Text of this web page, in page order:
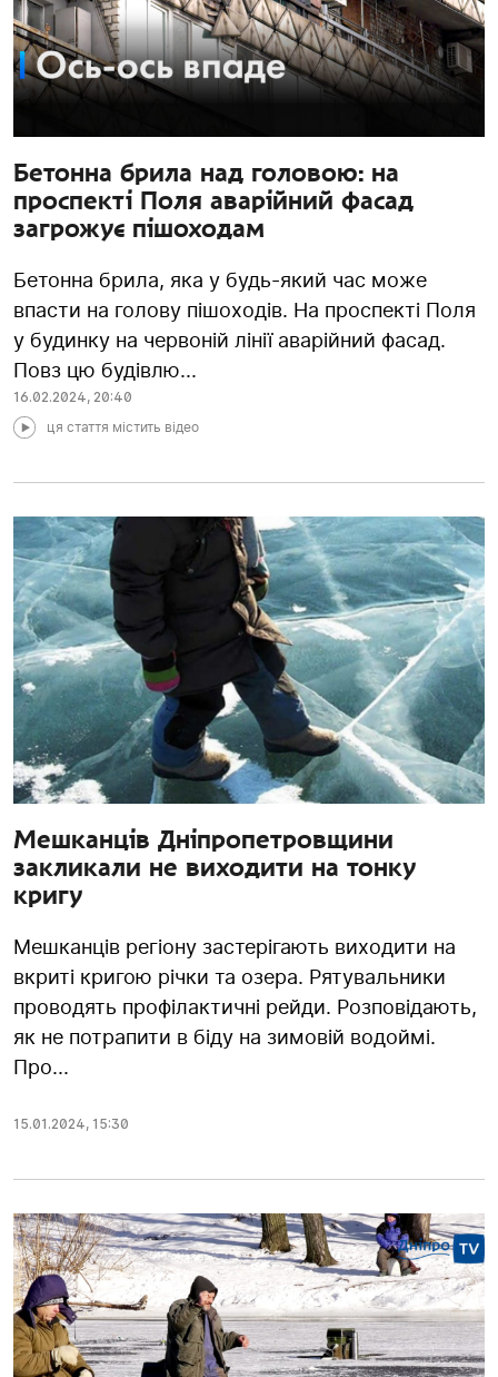
Бетонна брила над головою: на
проспекті Поля аварійний фасад
загрожує пішоходам
Бетонна брила, яка у будь-який час може
впасти на голову пішоходів. На проспекті Поля
у будинку на червоній лінії аварійний фасад.
Повз цю будівлю...
16.02.2024, 20:40
ця стаття містить відео
Мешканців Дніпропетровщини
закликали не виходити на тонку
кригу
Мешканців регіону застерігають виходити на
вкриті кригою річки та озера. Рятувальники
проводять профілактичні рейди. Розповідають,
як не потрапити в біду на зимовій водоймі.
Про...
15.01.2024, 15:30